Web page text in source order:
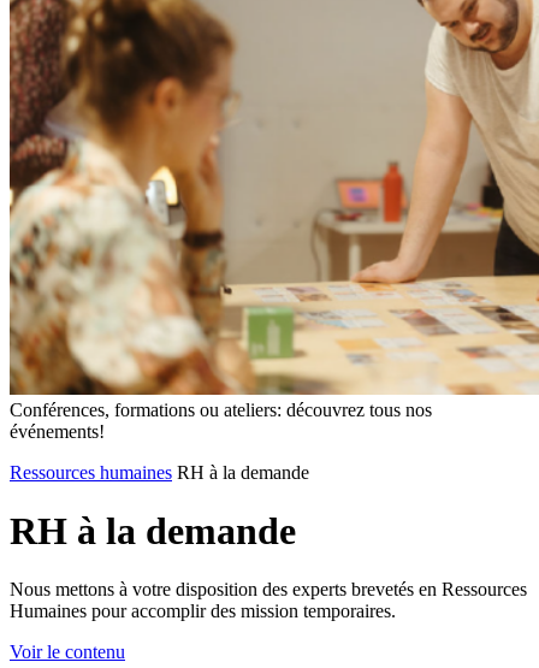
Conférences, formations ou ateliers: découvrez tous nos
événements!
Ressources humaines RH à la demande
RH à la demande
Nous mettons à votre disposition des experts brevetés en Ressources
Humaines pour accomplir des mission temporaires.
Voir le contenu